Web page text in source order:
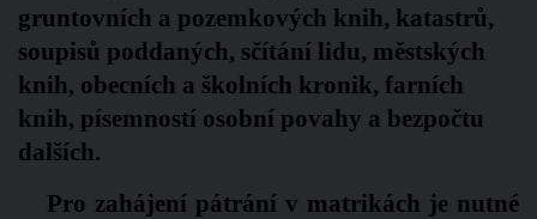
gruntovních a pozemkových knih, katastrů,
soupisů poddaných, sčítání lidu, městských
knih, obecních a školních kronik, farních
knih, písemností osobní povahy a bezpočtu
dalších.
Pro zahájení pátrání v matrikách je nutné